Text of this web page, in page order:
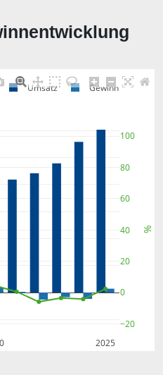
2025
−20
0
20
40
60
80
100
Umsatz Gewinn
%